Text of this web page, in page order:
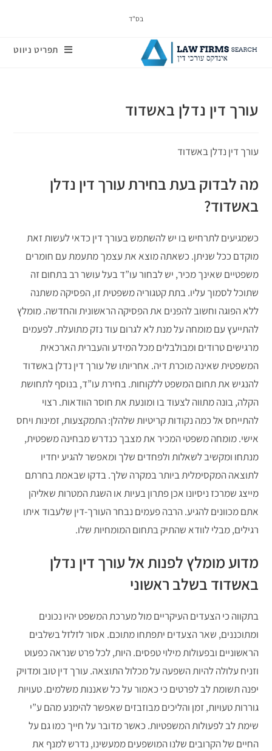
בס"ד
תפריט ניווט
עורך דין נדלן באשדוד
עורך דין נדלן באשדוד
מה לבדוק בעת בחירת עורך דין נדלן
באשדוד?
כשמגיעים לתרחיש בו יש להשתמש בעורך דין כדאי לעשות זאת
מוקדם ככל שניתן. כשאתה מוצא את עצמך מתעמת עם חומרים
משפטיים שאינך מכיר, יש לבחור עו”ד בעל עושר רב בתחום זה
שתוכל לסמוך עליו. בתת קטגוריה משפטית זו, הפסיקה משתנה
ללא הפוגה וחשוב להפנים את הפסיקה הראשונית והחדשה. מומלץ
להתייעץ עם מומחה על מנת לא לגרום עוד נזק מתועלת. לפעמים
מרגישים טרודים ומבולבלים מכל המידע והעברית הארכאית
המשפטית שאינה מוכרת דיה. אחריותו של עורך דין נדלן באשדוד
להנגיש את תחום המשפט ללקוחות. בחירת עו”ד, בנוסף לתחושת
הקלה, בונה מתווה לצעוד בו ומונעת את חוסר הוודאות. רצוי
להתייחס אל כמה נקודות קריטיות שלהלן: התמקצעות, זמינות ויחס
אישי. מומחה משפטי המכיר את מצבך כנדרש מבחינה משפטית,
מנתחו ומקשיב לשאלות ולפחדים שלך ומאפשר להגיע יחדיו
לתוצאה המקסימלית ביותר במקרה שלך. בדקו שבאמת בחרתם
מייצג שמרכז ניסיונו אכן פתרון בעיות או השגת המטרות שאליהן
אתם מכוונים להגיע. הרבה פעמים נבחר העורך-דין שלעבוד איתו
רגילים, מבלי לוודא שהתיק בתחום המומחיות שלו.
מדוע מומלץ לפנות אל עורך דין נדלן
באשדוד בשלב ראשוני
בתקווה כי הצעדים העיקריים מול מערכת המשפט יהיו נכונים
ומתוכננים, שאר הצעדים יתפתחו מתוכם. אסור לזלזל בשלבים
הראשוניים ובפעולות מילוי טפסים. היות, לכל פרט שנראה כפעוט
וזניח עלולה להיות השפעה על מכלול התוצאה. עורך דין טוב ומדויק
יפנה תשומת לב לפרטים כי כאמור על כל שאננות משלמים. טעויות
גוררות טעויות, זמן והליכים מבוזבזים שאפשר להימנע מהם ע”י
שימת לב לפעולות המשפטיות. כאשר מדובר על חייך כמו גם על
החיים של הקרובים שלנו המושפעים ממעשינו, נדרש למנף את